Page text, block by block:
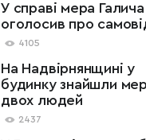
У справі мера
оголосив про
4105
На Надвірнянщині у
будинку знайшли
двох людей
2437